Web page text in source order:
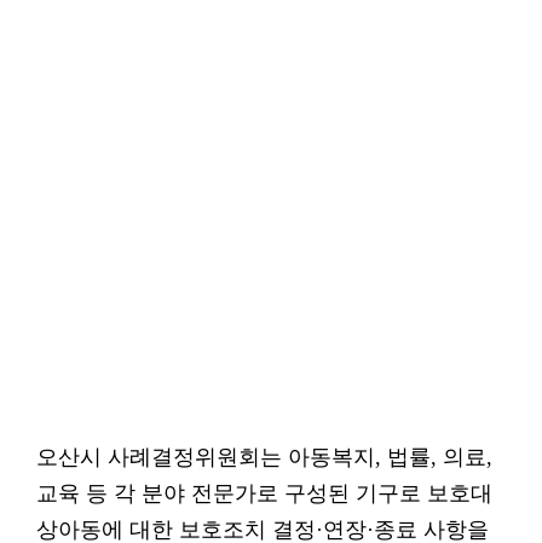
오산시 사례결정위원회는 아동복지, 법률, 의료,
교육 등 각 분야 전문가로 구성된 기구로 보호대
상아동에 대한 보호조치 결정·연장·종료 사항을